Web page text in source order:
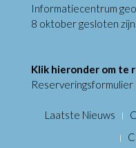
Informatiecentrum
8 oktober gesloten zijn.
Klik hieronder om te
Laatste Nieuws